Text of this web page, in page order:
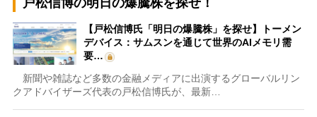
戸松信博の明日の爆騰株を探せ！
【戸松信博氏「明日の爆騰株」を探せ】トーメン
デバイス：サムスンを通じて世界のAIメモリ需
要…
新聞や雑誌など多数の金融メディアに出演するグローバルリン
クアドバイザーズ代表の戸松信博氏が、最新…